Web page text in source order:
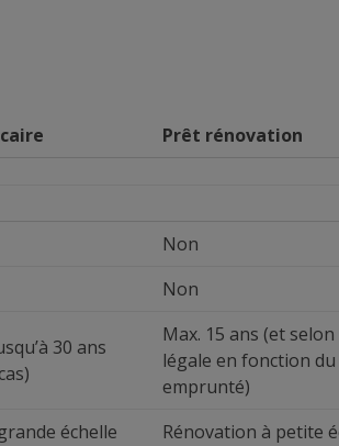
Prêt rénovation
Non
Non
30 ans
Max. 15 ans (et
légale en fonction
emprunté)
échelle Rénovation à petite